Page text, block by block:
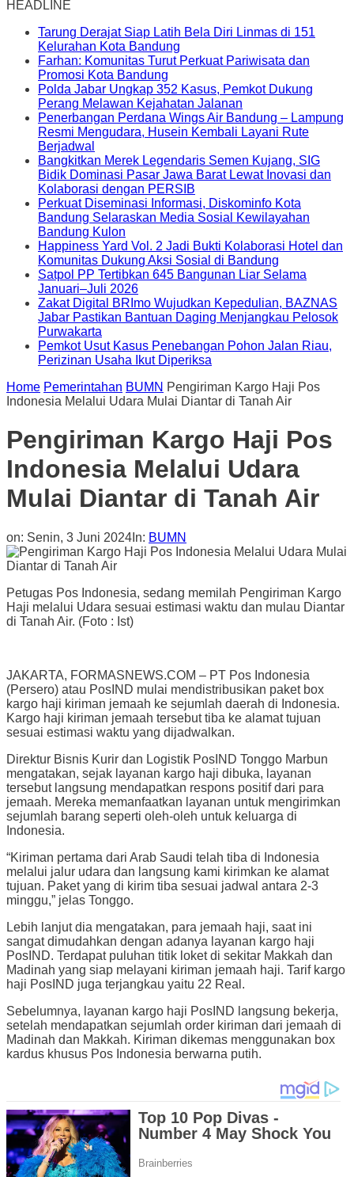
HEADLINE
Tarung Derajat Siap Latih Bela Diri Linmas di 151
Kelurahan Kota Bandung
Farhan: Komunitas Turut Perkuat Pariwisata dan
Promosi Kota Bandung
Polda Jabar Ungkap 352 Kasus, Pemkot Dukung
Perang Melawan Kejahatan Jalanan
Penerbangan Perdana Wings Air Bandung – Lampung
Resmi Mengudara, Husein Kembali Layani Rute
Berjadwal
Bangkitkan Merek Legendaris Semen Kujang, SIG
Bidik Dominasi Pasar Jawa Barat Lewat Inovasi dan
Kolaborasi dengan PERSIB
Perkuat Diseminasi Informasi, Diskominfo Kota
Bandung Selaraskan Media Sosial Kewilayahan
Bandung Kulon
Happiness Yard Vol. 2 Jadi Bukti Kolaborasi Hotel dan
Komunitas Dukung Aksi Sosial di Bandung
Satpol PP Tertibkan 645 Bangunan Liar Selama
Januari–Juli 2026
Zakat Digital BRImo Wujudkan Kepedulian, BAZNAS
Jabar Pastikan Bantuan Daging Menjangkau Pelosok
Purwakarta
Pemkot Usut Kasus Penebangan Pohon Jalan Riau,
Perizinan Usaha Ikut Diperiksa
Home Pemerintahan BUMN Pengiriman Kargo Haji Pos
Indonesia Melalui Udara Mulai Diantar di Tanah Air
Pengiriman Kargo Haji Pos
Indonesia Melalui Udara
Mulai Diantar di Tanah Air
on: Senin, 3 Juni 2024 In: BUMN
Petugas Pos Indonesia, sedang memilah Pengiriman Kargo
Haji melalui Udara sesuai estimasi waktu dan mulau Diantar
di Tanah Air. (Foto : Ist)
JAKARTA, FORMASNEWS.COM – PT Pos Indonesia
(Persero) atau PosIND mulai mendistribusikan paket box
kargo haji kiriman jemaah ke sejumlah daerah di Indonesia.
Kargo haji kiriman jemaah tersebut tiba ke alamat tujuan
sesuai estimasi waktu yang dijadwalkan.
Direktur Bisnis Kurir dan Logistik PosIND Tonggo Marbun
mengatakan, sejak layanan kargo haji dibuka, layanan
tersebut langsung mendapatkan respons positif dari para
jemaah. Mereka memanfaatkan layanan untuk mengirimkan
sejumlah barang seperti oleh-oleh untuk keluarga di
Indonesia.
“Kiriman pertama dari Arab Saudi telah tiba di Indonesia
melalui jalur udara dan langsung kami kirimkan ke alamat
tujuan. Paket yang di kirim tiba sesuai jadwal antara 2-3
minggu,” jelas Tonggo.
Lebih lanjut dia mengatakan, para jemaah haji, saat ini
sangat dimudahkan dengan adanya layanan kargo haji
PosIND. Terdapat puluhan titik loket di sekitar Makkah dan
Madinah yang siap melayani kiriman jemaah haji. Tarif kargo
haji PosIND juga terjangkau yaitu 22 Real.
Sebelumnya, layanan kargo haji PosIND langsung bekerja,
setelah mendapatkan sejumlah order kiriman dari jemaah di
Madinah dan Makkah. Kiriman dikemas menggunakan box
kardus khusus Pos Indonesia berwarna putih.